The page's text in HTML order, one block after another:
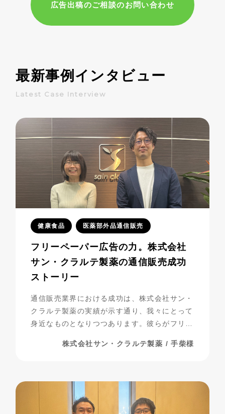
広告出稿のご相談のお問い合わせ
最新事例インタビュー
Latest Case Interview
健康食品 医薬部外品通信販売
フリーペーパー広告の力。株式会社
サン・クラルテ製薬の通信販売成功
ストーリー
通信販売業界における成功は、株式会社サン・
クラルテ製薬の実績が示す通り、我々にとって
身近なものとなりつつあります。彼らがフリー
過程には、多くの挑戦と努力が詰まっていま
株式会社サン・クラルテ製薬 / 手柴様